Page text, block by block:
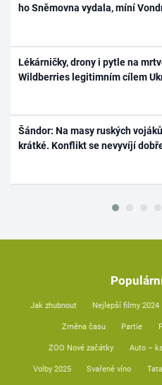
ho Sněmovna vydala, míní
Lékárničky, drony i pytle na
Wildberries legitimním cílem
Šándor: Na masy ruských
krátké. Konflikt se nevyvíjí
Jak zhubnout Nejlepší filmy 2024
Změna času Partie
ZOO Nové začátky Auto –
Volby 2025 Svařené víno